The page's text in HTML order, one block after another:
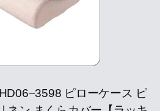
ピローケース ピ